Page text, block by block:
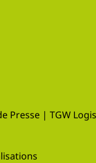
Presse | TGW